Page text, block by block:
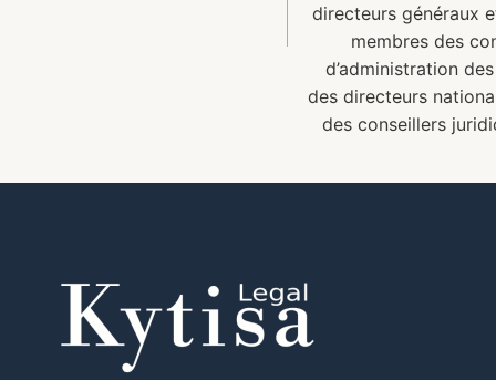
directeurs généraux
membres des
d’administration des
des directeurs
des conseillers